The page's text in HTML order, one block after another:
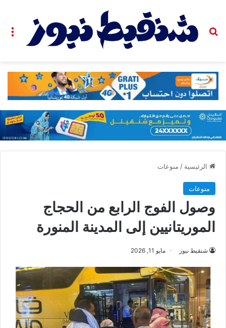
بحث عن
الرئيسية / منوعات
منوعات
وصول الفوج الرابع من الحجاج
الموريتانيين إلى المدينة المنورة
شنقيط نيوز مايو 11, 2026